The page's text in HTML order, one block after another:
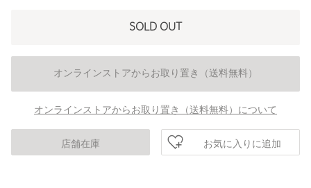
SOLD OUT
オンラインストアからお取り置き（送料無料）
オンラインストアからお取り置き（送料無料）について
店舗在庫 お気に入りに追加